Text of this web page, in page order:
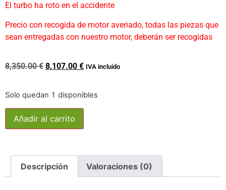
El turbo ha roto en el accidente
Precio con recogida de motor averiado, todas las piezas que
sean entregadas con nuestro motor, deberán ser recogidas
8,350.00€ 8,107.00 € IVA incluido
Solo quedan 1 disponibles
Añadir al carrito
Descripción Valoraciones (0)